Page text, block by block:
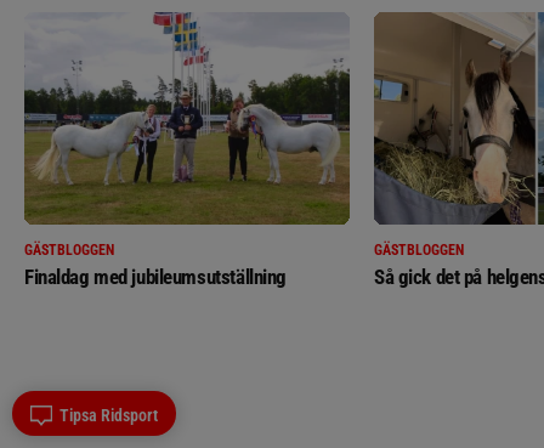
GÄSTBLOGGEN
Finaldag med jubileumsutställning
GÄSTBLOGGEN
Så gick det på
Tipsa Ridsport